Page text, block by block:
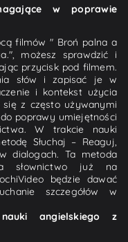
w poprawie
filmów " Broń palna a
możesz sprawdzić i
przycisk pod filmem.
słów i zapisać je w
i kontekst użycia
się z często używanymi
poprawy umiejętności
W trakcie nauki
Słuchaj – Reaguj,
dialogach. Ta metoda
słownictwo już na
będzie dawać
szczegółów w
angielskiego z